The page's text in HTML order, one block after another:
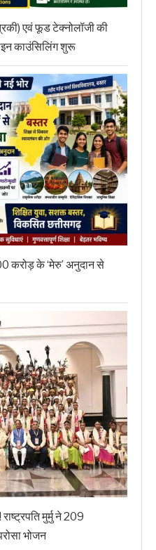
एवं फूड टेक्नोलॉजी की
काउंसिलिंग शुरू
करोड़ के ‘मेरु’ अनुदान से
मुर्मु ने 209
भोजन